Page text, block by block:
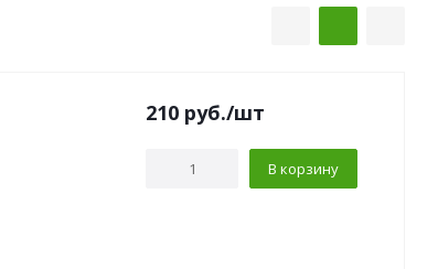
210 руб./шт
В корзину